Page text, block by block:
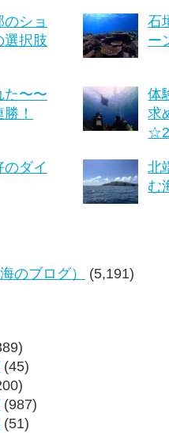
ショ
選択肢
石
ー
た〜〜
！
体
求
のダイ
北
む
のブログ）
(5,191)
(45)
(987)
(51)